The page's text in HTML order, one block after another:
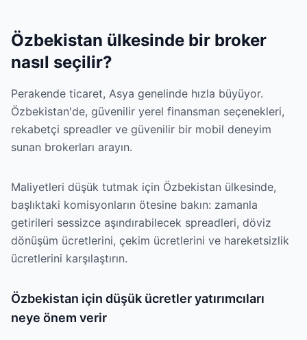
Özbekistan ülkesinde bir broker
nasıl seçilir?
Perakende ticaret, Asya genelinde hızla büyüyor.
Özbekistan'de, güvenilir yerel finansman seçenekleri,
rekabetçi spreadler ve güvenilir bir mobil deneyim
sunan brokerları arayın.
Maliyetleri düşük tutmak için Özbekistan ülkesinde,
başlıktaki komisyonların ötesine bakın: zamanla
getirileri sessizce aşındırabilecek spreadleri, döviz
dönüşüm ücretlerini, çekim ücretlerini ve hareketsizlik
ücretlerini karşılaştırın.
Özbekistan için düşük ücretler yatırımcıları
neye önem verir